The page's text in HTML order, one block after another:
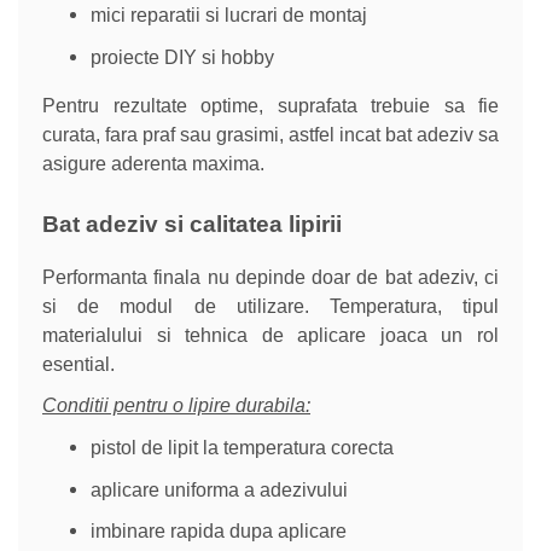
mici reparatii si lucrari de montaj
proiecte DIY si hobby
Pentru rezultate optime, suprafata trebuie sa fie
curata, fara praf sau grasimi, astfel incat bat adeziv sa
asigure aderenta maxima.
Bat adeziv si calitatea lipirii
Performanta finala nu depinde doar de bat adeziv, ci
si de modul de utilizare. Temperatura, tipul
materialului si tehnica de aplicare joaca un rol
esential.
Conditii pentru o lipire durabila:
pistol de lipit la temperatura corecta
aplicare uniforma a adezivului
imbinare rapida dupa aplicare